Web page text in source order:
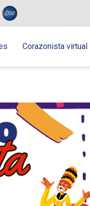
Corazonista virtual